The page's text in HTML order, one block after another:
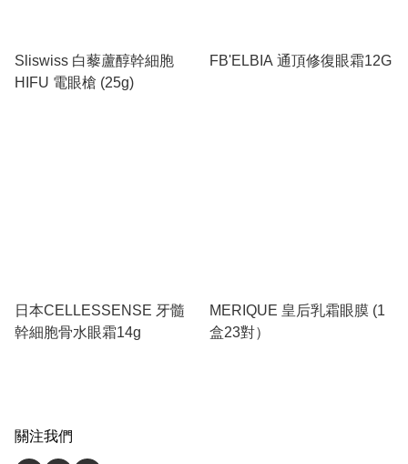
Sliswiss 白藜蘆醇幹細胞
HIFU 電眼槍 (25g)
FB'ELBIA 通頂修復眼霜12G
日本CELLESSENSE 牙髓
幹細胞骨水眼霜14g
MERIQUE 皇后乳霜眼膜 (1
盒23對）
關注我們